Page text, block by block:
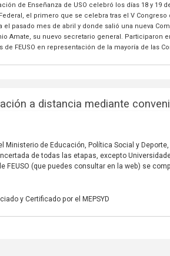
de Enseñanza de USO celebró los días 18 y 19
el primero que se celebra tras el V Congreso
el pasado mes de abril y donde salió una nueva
Amate, su nuevo secretario general. Participaron
de FEUSO en representación de la mayoría de las
a distancia mediante
Ministerio de Educación, Política Social y
de todas las etapas, excepto
FEUSO (que puedes consultar en la web) se
y Certificado por el MEPSYD